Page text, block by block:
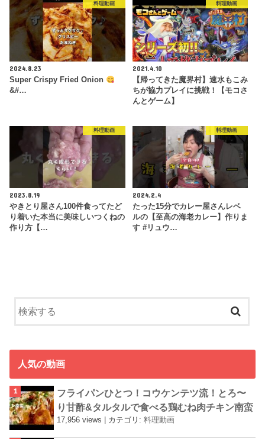
料理動画
2024.8.23
Super Crispy Fried Onion
&#…
料理動画
2021.4.10
【帰ってきた魔界村】速水もこみ
ちが協力プレイに挑戦！【モコさ
んとゲーム】
料理動画
2023.8.19
やきとり屋さん100件食ってたど
り着いた本当に美味しいつくねの
作り方【…
料理動画
2024.2.4
たった15分でカレー屋さんレベ
ルの【至高の海老カレー】作りま
す #リュウ…
人気の動画
フライパンひとつ！コウケンテツ流！とろ〜
り甘酢&タルタルで食べる鶏むね肉チキン南蛮
17,956 views カテゴリ:料理動画